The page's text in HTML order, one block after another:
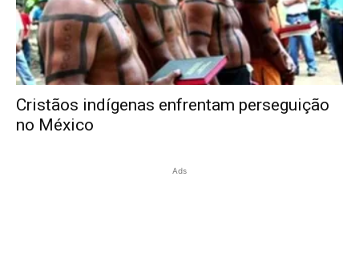
Cristãos indígenas enfrentam perseguição
no México
Ads